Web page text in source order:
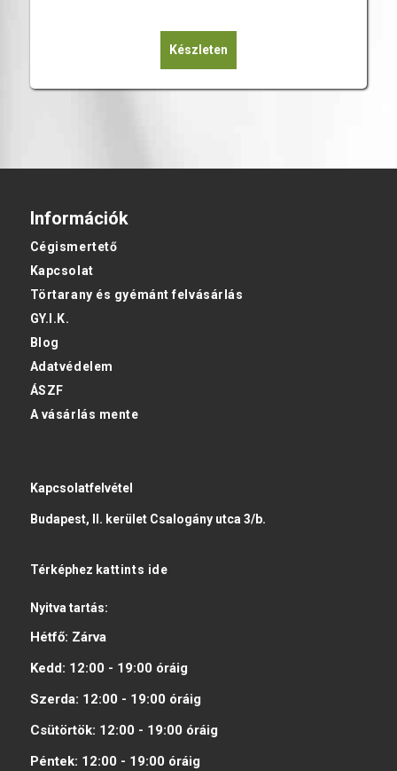
Készleten
Információk
Cégismertető
Kapcsolat
Törtarany és gyémánt felvásárlás
GY.I.K.
Blog
Adatvédelem
ÁSZF
A vásárlás mente
Kapcsolatfelvétel
Budapest, II. kerület Csalogány utca 3/b.
Térképhez kattints ide
Nyitva tartás:
Hétfő: Zárva
Kedd: 12:00 - 19:00 óráig
Szerda: 12:00 - 19:00 óráig
Csütörtök: 12:00 - 19:00 óráig
Péntek: 12:00 - 19:00 óráig